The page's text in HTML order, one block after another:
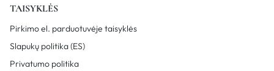
TAISYKLĖS
Pirkimo el. parduotuvėje taisyklės
Slapukų politika (ES)
Privatumo politika